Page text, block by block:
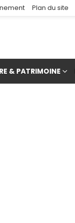
Plan du site
& PATRIMOINE